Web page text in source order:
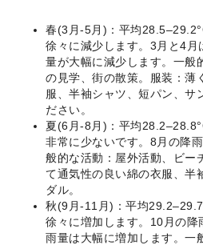
春(3月-5月)：平均
徐々に減少します。3月と4月
量が大幅に減少します。一般
の見学、街の散策。服装：薄
服、半袖シャツ、短パン、サ
ださい。
夏(6月-8月)：平均
非常に少ないです。8月の降
般的な活動：屋外活動、ビー
て通気性の良い綿の衣服、半
ダル。
秋(9月-11月)：平均
徐々に増加します。10月の
雨量は大幅に増加します。一